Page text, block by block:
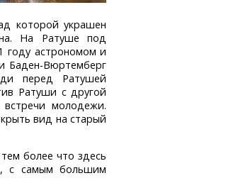
которой украшен
На Ратуше под
году астрономом и
Баден-Вюртемберг
перед Ратушей
Ратуши с другой
молодежи.
вид на старый
более что здесь
с самым большим